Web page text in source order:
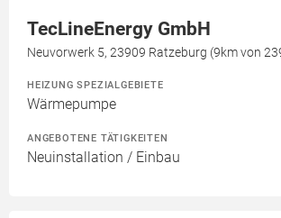
TecLineEnergy GmbH
Neuvorwerk 5, 23909 Ratzeburg (9km von
HEIZUNG SPEZIALGEBIETE
Wärmepumpe
ANGEBOTENE TÄTIGKEITEN
Neuinstallation / Einbau